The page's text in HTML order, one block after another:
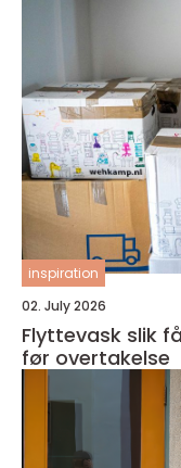
inspiration
02. July 2026
Flyttevask slik får du boligen skinnende ren
før overtakelse